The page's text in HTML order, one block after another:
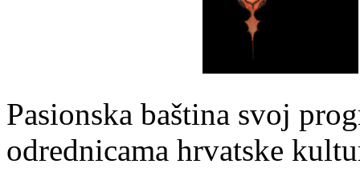
Pasionska baština svoj
odrednicama hrvatske